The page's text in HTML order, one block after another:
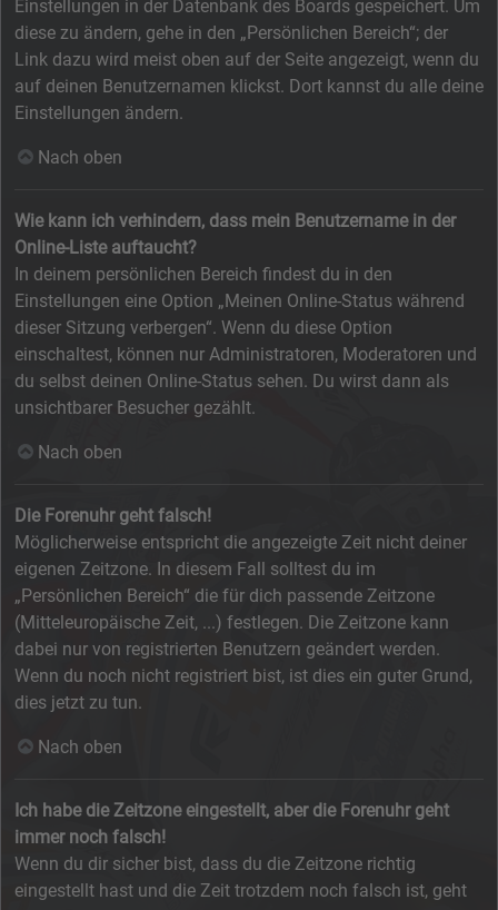
Einstellungen in der Datenbank des Boards gespeichert. Um
diese zu ändern, gehe in den „Persönlichen Bereich“; der
Link dazu wird meist oben auf der Seite angezeigt, wenn du
auf deinen Benutzernamen klickst. Dort kannst du alle deine
Einstellungen ändern.
Nach oben
Wie kann ich verhindern, dass mein Benutzername in der
Online-Liste auftaucht?
In deinem persönlichen Bereich findest du in den
Einstellungen eine Option „Meinen Online-Status während
dieser Sitzung verbergen“. Wenn du diese Option
einschaltest, können nur Administratoren, Moderatoren und
du selbst deinen Online-Status sehen. Du wirst dann als
unsichtbarer Besucher gezählt.
Nach oben
Die Forenuhr geht falsch!
Möglicherweise entspricht die angezeigte Zeit nicht deiner
eigenen Zeitzone. In diesem Fall solltest du im
„Persönlichen Bereich“ die für dich passende Zeitzone
(Mitteleuropäische Zeit, ...) festlegen. Die Zeitzone kann
dabei nur von registrierten Benutzern geändert werden.
Wenn du noch nicht registriert bist, ist dies ein guter Grund,
dies jetzt zu tun.
Nach oben
Ich habe die Zeitzone eingestellt, aber die Forenuhr geht
immer noch falsch!
Wenn du dir sicher bist, dass du die Zeitzone richtig
eingestellt hast und die Zeit trotzdem noch falsch ist, geht